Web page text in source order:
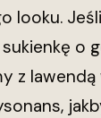
looku.
o
z